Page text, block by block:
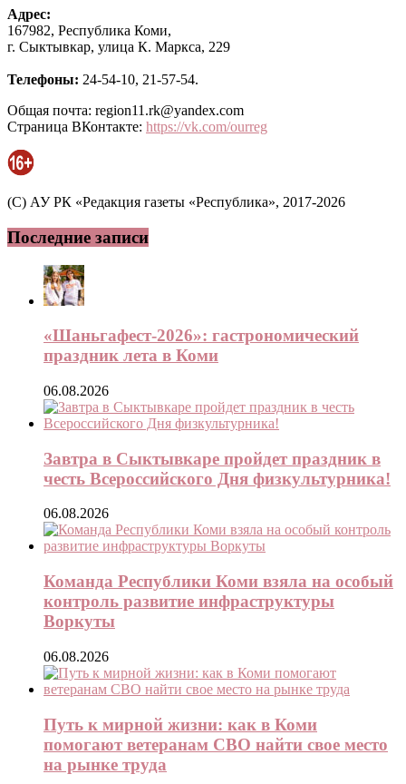
Адрес:
167982, Республика Коми,
г. Сыктывкар, улица К. Маркса, 229
Телефоны: 24-54-10, 21-57-54.
Общая почта: region11.rk@yandex.com
Страница ВКонтакте: https://vk.com/ourreg
(C) АУ РК «Редакция газеты «Республика», 2017-2026
Последние записи
«Шаньгафест-2026»: гастрономический
праздник лета в Коми
06.08.2026
Завтра в Сыктывкаре пройдет праздник в
честь Всероссийского Дня физкультурника!
06.08.2026
Команда Республики Коми взяла на особый
контроль развитие инфраструктуры
Воркуты
06.08.2026
Путь к мирной жизни: как в Коми
помогают ветеранам СВО найти свое место
на рынке труда